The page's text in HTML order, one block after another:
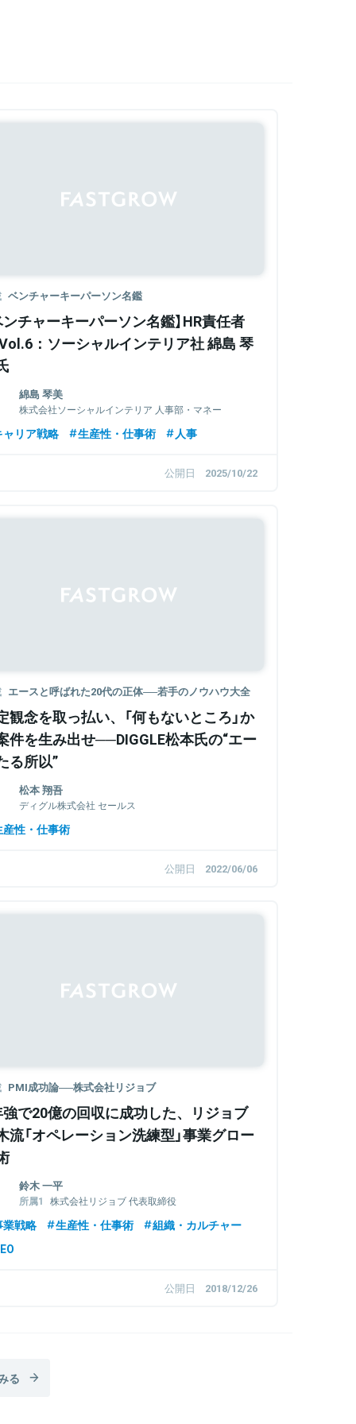
ベンチャーキーパーソン名鑑
ンチャーキーパーソン名鑑】HR責任者
：ソーシャルインテリア社 綿島 琴
綿島 琴美
株式会社ソーシャルインテリア 人事部・マネー
ャリア戦略 生産性・仕事術 人事
公開日 2025/10/22
エースと呼ばれた20代の正体──若手のノウハウ大全
観念を取っ払い、「何もないところ」か
件を生み出せ──DIGGLE松本氏の“エー
る所以”
松本 翔吾
ディグル株式会社 セールス
産性・仕事術
公開日 2022/06/06
PMI成功論──株式会社リジョブ
で20億の回収に成功した、リジョブ
流「オペレーション洗練型」事業グロー
鈴木 一平
株式会社リジョブ 代表取締役
株式会社じげん 執行役員
業戦略 生産性・仕事術
組織・カルチャー
公開日 2018/12/26
る